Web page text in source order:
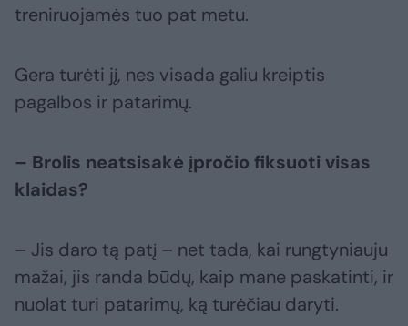
treniruojamės tuo pat metu.
Gera turėti jį, nes visada galiu kreiptis
pagalbos ir patarimų.
– Brolis neatsisakė įpročio fiksuoti visas
klaidas?
– Jis daro tą patį – net tada, kai rungtyniauju
mažai, jis randa būdų, kaip mane paskatinti, ir
nuolat turi patarimų, ką turėčiau daryti.